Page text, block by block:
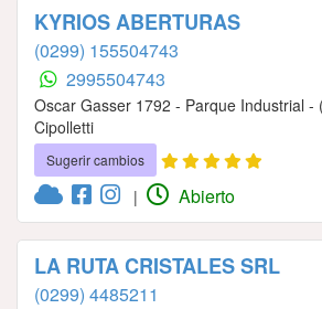
KYRIOS ABERTURAS
(0299) 155504743
2995504743
Oscar Gasser 1792 - Parque Industrial -
Cipolletti
Sugerir cambios
| Abierto
LA RUTA CRISTALES SRL
(0299) 4485211